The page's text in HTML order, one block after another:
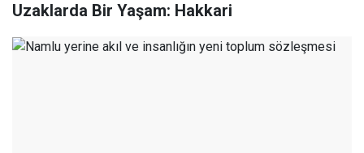
Uzaklarda Bir Yaşam: Hakkari